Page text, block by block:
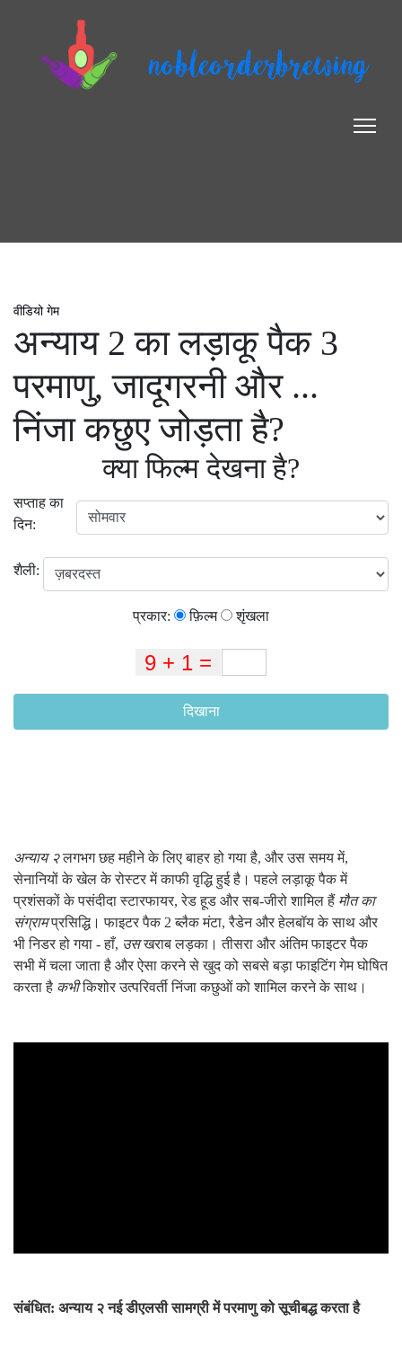
nobleorderbrewing
वीडियो गेम
अन्याय 2 का लड़ाकू पैक 3
परमाणु, जादूगरनी और ...
निंजा कछुए जोड़ता है?
क्या फिल्म देखना है?
सप्ताह का
दिन:
शैली:
प्रकार: फ़िल्म शृंखला
दिखाना
अन्याय २लगभग छह महीने के लिए बाहर हो गया है, और उस समय में,
सेनानियों के खेल के रोस्टर में काफी वृद्धि हुई है। पहले लड़ाकू पैक में
प्रशंसकों के पसंदीदा स्टारफायर, रेड हूड और सब-जीरो शामिल हैं मौत का
संग्रामप्रसिद्धि। फाइटर पैक 2 ब्लैक मंटा, रैडेन और हेलबॉय के साथ और
भी निडर हो गया - हाँ, उसखराब लड़का। तीसरा और अंतिम फाइटर पैक
सभी में चला जाता है और ऐसा करने से खुद को सबसे बड़ा फाइटिंग गेम घोषित
करता है कभीकिशोर उत्परिवर्ती निंजा कछुओं को शामिल करने के साथ।
संबंधित: अन्याय २ नई डीएलसी सामग्री में परमाणु को सूचीबद्ध करता है